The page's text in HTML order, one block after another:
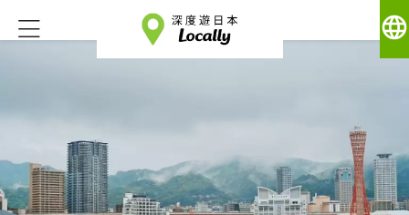
language